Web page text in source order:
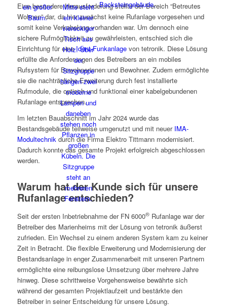
Eine besondere Herausforderung stellte der Bereich “Betreutes
Wohnen” dar, da hier zunächst keine Rufanlage vorgesehen und
somit keine Verkabelung vorhanden war. Um dennoch eine
sichere Rufmöglichkeit zu gewährleisten, entschied sich die
Einrichtung für eineIdent-Funkanlagevon tetronik. Diese Lösung
erfüllte die Anforderungen des Betreibers an ein mobiles
Rufsystem für Bewohnerinnen und Bewohner. Zudem ermöglichte
sie die nachträgliche Erweiterung durch fest installierte
Rufmodule, die optisch und funktional einer kabelgebundenen
Rufanlage entsprechen.
Im letzten Bauabschnitt im Jahr 2024 wurde das
Bestandsgebäude teilweise umgenutzt und mit neuer IMA-
Modultechnik durch die Firma Elektro Tittmann modernisiert.
Dadurch konnte das gesamte Projekt erfolgreich abgeschlossen
werden.
Warum hat der Kunde sich für unsere
Rufanlage entschieden?
Seit der ersten Inbetriebnahme der FN 6000®Rufanlage war der
Betreiber des Marienheims mit der Lösung von tetronik äußerst
zufrieden. Ein Wechsel zu einem anderen System kam zu keiner
Zeit in Betracht. Die flexible Erweiterung und Modernisierung der
Bestandsanlage in enger Zusammenarbeit mit unseren Partnern
ermöglichte eine reibungslose Umsetzung über mehrere Jahre
hinweg. Diese schrittweise Vorgehensweise bewährte sich
während der gesamten Projektlaufzeit und bestärkte den
Betreiber in seiner Entscheidung für unsere Lösung.